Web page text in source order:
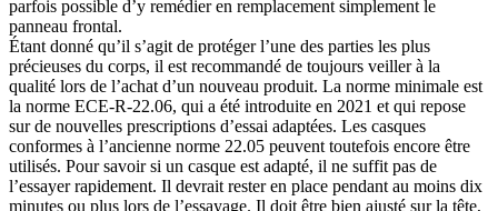
parfois possible d’y remédier en remplacement simplement le
panneau frontal.
Étant donné qu’il s’agit de protéger l’une des parties les plus
précieuses du corps, il est recommandé de toujours veiller à la
qualité lors de l’achat d’un nouveau produit. La norme minimale est
la norme ECE-R-22.06, qui a été introduite en 2021 et qui repose
sur de nouvelles prescriptions d’essai adaptées. Les casques
conformes à l’ancienne norme 22.05 peuvent toutefois encore être
utilisés. Pour savoir si un casque est adapté, il ne suffit pas de
l’essayer rapidement. Il devrait rester en place pendant au moins dix
minutes ou plus lors de l’essayage. Il doit être bien ajusté sur la tête,